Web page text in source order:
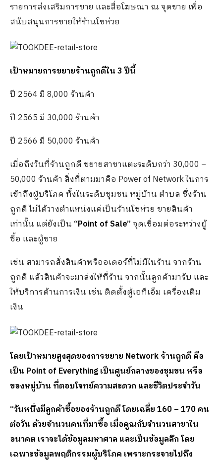
รายการส่งเสริมการขาย และสื่อโฆษณา ณ จุดขาย เพื่อ
สนับสนุนการขายให้ร้านโชห่วย
เป้าหมายการขยายร้านถูกดีใน3ปีนี้
ปี 2564 มี 8,000 ร้านค้า
ปี 2565 มี 30,000 ร้านค้า
ปี 2566 มี 50,000 ร้านค้า
เมื่อถึงวันที่ร้านถูกดี ขยายสาขาแตะระดับกว่า 30,000 –
50,000 ร้านค้า สิ่งที่ตามมาคือ Power of Network ในการ
เข้าถึงผู้บริโภค ทั้งในระดับชุมชน หมู่บ้าน ตำบล ซึ่งร้าน
ถูกดี ไม่ได้วางตำแหน่งแค่เป็นร้านโชห่วย ขายสินค้า
เท่านั้น แต่ยังเป็น “Point of Sale”จุดเชื่อมต่อระหว่างผู้
ซื้อ และผู้ขาย
เช่น สามารถสั่งสินค้าพรีออเดอร์ที่ไม่มีในร้าน จากร้าน
ถูกดี แล้วสินค้าจะมาส่งให้ที่ร้าน จากนั้นลูกค้ามารับ และ
ให้บริการด้านการเงิน เช่น ติดตั้งตู้เอทีเอ็ม เครื่องเติม
เงิน
โดยเป้าหมายสูงสุดของการขยาย Network ร้านถูกดี คือ
เป็น Point of Everything เป็นศูนย์กลางของชุมชน หรือ
ของหมู่บ้าน ที่ตอบโจทย์ความสะดวก และชีวิตประจำวัน
“วันหนึ่งมีลูกค้าซื้อของร้านถูกดี โดยเฉลี่ย 160 – 170 คน
ต่อวัน ด้วยจำนวนคนที่มาซื้อ เมื่อคูณกับจำนวนสาขาใน
อนาคต เราจะได้ข้อมูลมหาศาล และเป็นข้อมูลลึก โดย
เฉพาะข้อมูลพฤติกรรมผู้บริโภค เพราะกระจายไปถึง